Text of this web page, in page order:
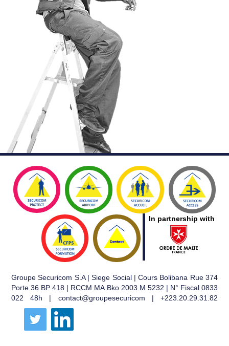
In partnership with
Groupe Securicom S.A | Siege Social | Cours Bolibana Rue 374
Porte 36 BP 418 | RCCM MA Bko 2003 M 5232 | N° Fiscal 0833
022 48h | contact@groupesecuricom | +223.20.29.31.82